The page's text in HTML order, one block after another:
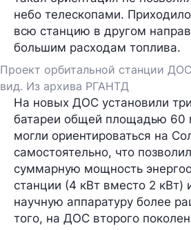
небо телескопами.
всю станцию в другом
большим расходам топлива.
Проект орбитальной станции
вид. Из архива РГАНТД
На новых ДОС установили
батареи общей площадью 60
могли ориентироваться на
самостоятельно, что
суммарную мощность
станции (4 кВт вместо 2 кВт)
научную аппаратуру более
того, на ДОС второго